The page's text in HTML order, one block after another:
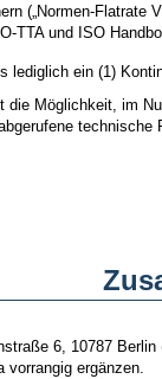
(„Normen-Flatrate
TTA und ISO
lediglich ein (1)
Möglichkeit, im
6, 10787
vorrangig ergänzen.